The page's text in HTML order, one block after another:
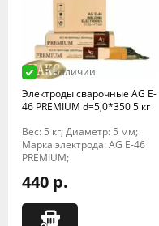
В наличии
Электроды сварочные AG E-
46 PREMIUM d=5,0*350 5 кг
Вес: 5 кг; Диаметр: 5 мм;
Марка электрода: AG E-46
PREMIUM;
440 р.